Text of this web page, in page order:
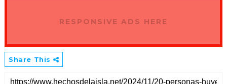
RESPONSIVE ADS HERE
Share This